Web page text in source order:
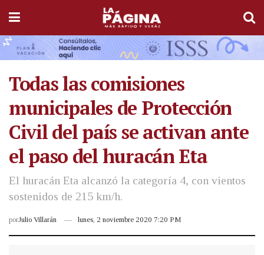
Todas las comisiones
municipales de Protección
Civil del país se activan ante
el paso del huracán Eta
El huracán Eta alcanzó la categoría 4, con vientos
sostenidos de 215 km/h.
porJulio Villarán lunes, 2 noviembre 2020 7:20 PM